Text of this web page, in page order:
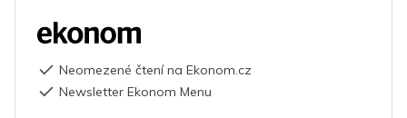
Neomezené čtení na Ekonom.cz
Newsletter Ekonom Menu